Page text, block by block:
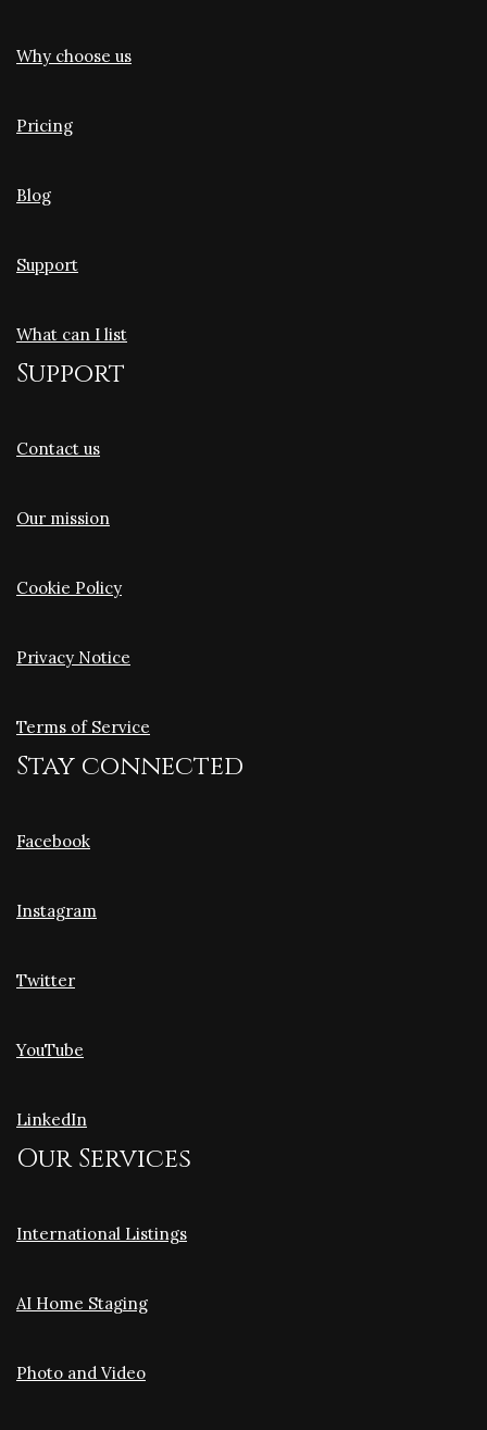
Why choose us
Pricing
Blog
Support
What can I list
Support
Contact us
Our mission
Cookie Policy
Privacy Notice
Terms of Service
Stay connected
Facebook
Instagram
Twitter
YouTube
LinkedIn
Our Services
International Listings
AI Home Staging
Photo and Video